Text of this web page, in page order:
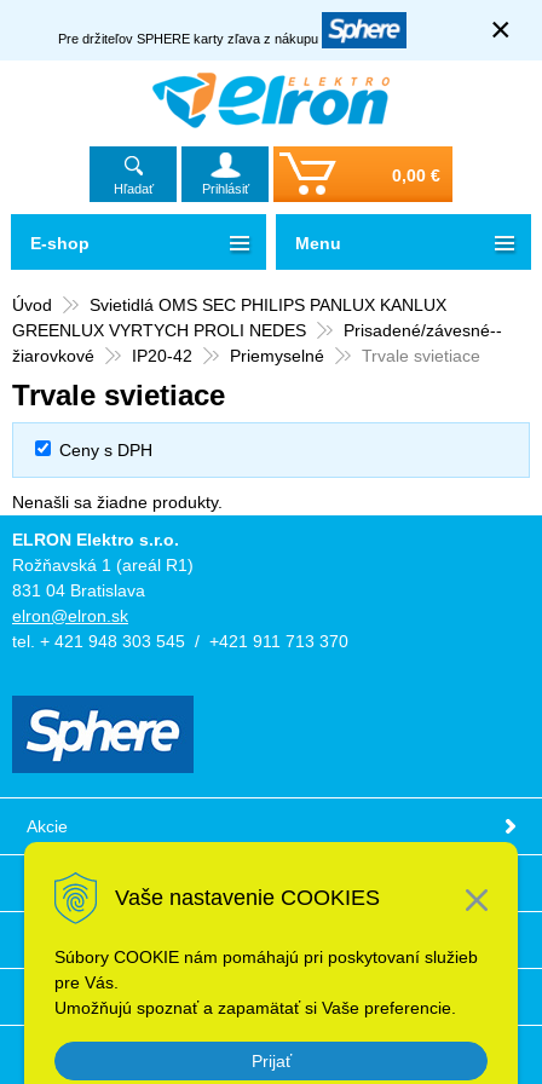
Vaše nastavenie COOKIES
Súbory COOKIE nám pomáhajú pri poskytovaní služieb
pre Vás.
Umožňujú spoznať a zapamätať si Vaše preferencie.
Prijať
Pre držiteľov SPHERE karty zľava z nákupu ×
Hľadať Prihlásiť
0,00 €
Úvod
Svietidlá OMS SEC PHILIPS PANLUX KANLUX
GREENLUX VYRTYCH PROLI NEDES
Prisadené/závesné--
žiarovkové
IP20-42 Priemyselné Trvale svietiace
Trvale svietiace
Ceny s DPH
Nenašli sa žiadne produkty.
E-shop Menu
ELRON Elektro s.r.o.
Rožňavská 1 (areál R1)
831 04 Bratislava
elron@elron.sk
tel. + 421 948 303 545 / +421 911 713 370
Akcie
Obchodné podmienky
Ochrana osobných údajov